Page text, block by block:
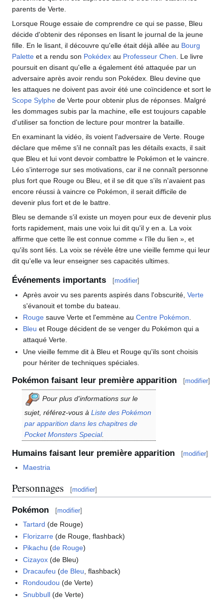
parents de Verte.
Lorsque Rouge essaie de comprendre ce qui se passe, Bleu
décide d'obtenir des réponses en lisant le journal de la jeune
fille. En le lisant, il découvre qu'elle était déjà allée au Bourg
Palette et a rendu son Pokédex au Professeur Chen . Le livre
poursuit en disant qu'elle a également été attaquée par un
adversaire après avoir rendu son Pokédex. Bleu devine que
les attaques ne doivent pas avoir été une coïncidence et sort le
Scope Sylphe de Verte pour obtenir plus de réponses. Malgré
les dommages subis par la machine, elle est toujours capable
d'utiliser sa fonction de lecture pour montrer la bataille.
En examinant la vidéo, ils voient l'adversaire de Verte. Rouge
déclare que même s'il ne connaît pas les détails exacts, il sait
que Bleu et lui vont devoir combattre le Pokémon et le vaincre.
Léo s'interroge sur ses motivations, car il ne connaît personne
plus fort que Rouge ou Bleu, et il se dit que s'ils n'avaient pas
encore réussi à vaincre ce Pokémon, il serait difficile de
devenir plus fort et de le battre.
Bleu se demande s'il existe un moyen pour eux de devenir plus
forts rapidement, mais une voix lui dit qu'il y en a. La voix
affirme que cette île est connue comme « l'île du lien », et
qu'ils sont liés. La voix se révèle être une vieille femme qui leur
dit qu'elle va leur enseigner ses capacités ultimes.
Événements importants [modifier]
Après avoir vu ses parents aspirés dans l'obscurité,Verte
s'évanouit et tombe du bateau.
Rouge sauve Verte et l'emmène auCentre Pokémon
Bleu et Rouge décident de se venger du Pokémon qui a
attaqué Verte.
Une vieille femme dit à Bleu et Rouge qu'ils sont choisis
pour hériter de techniques spéciales.
Pokémon faisant leur première apparition [modifier]
Pour plus d'informations sur le
sujet, référez-vous à Liste des Pokémon
par apparition dans les chapitres de
Pocket Monsters Special.
Humains faisant leur première apparition [modifier]
Maestria
Personnages [modifier]
Pokémon [modifier]
Tartard (de Rouge)
Florizarre (de Rouge, flashback)
Pikachu (de Rouge)
Cizayox (de Bleu)
Dracaufeu (de Bleu , flashback)
Rondoudou (de Verte)
Snubbull (de Verte)